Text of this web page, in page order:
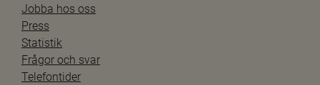
Jobba hos oss
Press
Statistik
Frågor och svar
Telefontider